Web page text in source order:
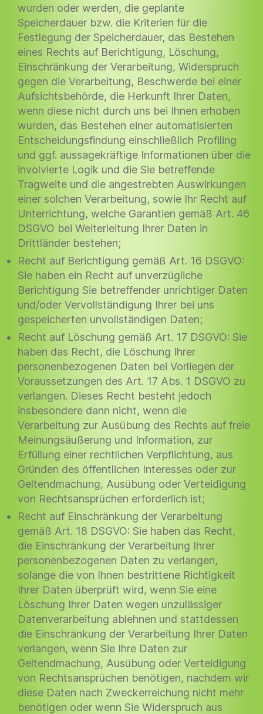
wurden oder werden, die geplante
Speicherdauer bzw. die Kriterien für die
Festlegung der Speicherdauer, das Bestehen
eines Rechts auf Berichtigung, Löschung,
Einschränkung der Verarbeitung, Widerspruch
gegen die Verarbeitung, Beschwerde bei einer
Aufsichtsbehörde, die Herkunft Ihrer Daten,
wenn diese nicht durch uns bei Ihnen erhoben
wurden, das Bestehen einer automatisierten
Entscheidungsfindung einschließlich Profiling
und ggf. aussagekräftige Informationen über die
involvierte Logik und die Sie betreffende
Tragweite und die angestrebten Auswirkungen
einer solchen Verarbeitung, sowie Ihr Recht auf
Unterrichtung, welche Garantien gemäß Art. 46
DSGVO bei Weiterleitung Ihrer Daten in
Drittländer bestehen;
Recht auf Berichtigung gemäß Art. 16 DSGVO:
Sie haben ein Recht auf unverzügliche
Berichtigung Sie betreffender unrichtiger Daten
und/oder Vervollständigung Ihrer bei uns
gespeicherten unvollständigen Daten;
Recht auf Löschung gemäß Art. 17 DSGVO: Sie
haben das Recht, die Löschung Ihrer
personenbezogenen Daten bei Vorliegen der
Voraussetzungen des Art. 17 Abs. 1 DSGVO zu
verlangen. Dieses Recht besteht jedoch
insbesondere dann nicht, wenn die
Verarbeitung zur Ausübung des Rechts auf freie
Meinungsäußerung und Information, zur
Erfüllung einer rechtlichen Verpflichtung, aus
Gründen des öffentlichen Interesses oder zur
Geltendmachung, Ausübung oder Verteidigung
von Rechtsansprüchen erforderlich ist;
Recht auf Einschränkung der Verarbeitung
gemäß Art. 18 DSGVO: Sie haben das Recht,
die Einschränkung der Verarbeitung Ihrer
personenbezogenen Daten zu verlangen,
solange die von Ihnen bestrittene Richtigkeit
Ihrer Daten überprüft wird, wenn Sie eine
Löschung Ihrer Daten wegen unzulässiger
Datenverarbeitung ablehnen und stattdessen
die Einschränkung der Verarbeitung Ihrer Daten
verlangen, wenn Sie Ihre Daten zur
Geltendmachung, Ausübung oder Verteidigung
von Rechtsansprüchen benötigen, nachdem wir
diese Daten nach Zweckerreichung nicht mehr
benötigen oder wenn Sie Widerspruch aus